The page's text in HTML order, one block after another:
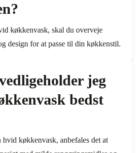
køkkenvask, skal du overveje
design for at passe til din køkkenstil.
jeg
bedst
hvid køkkenvask, anbefales det at